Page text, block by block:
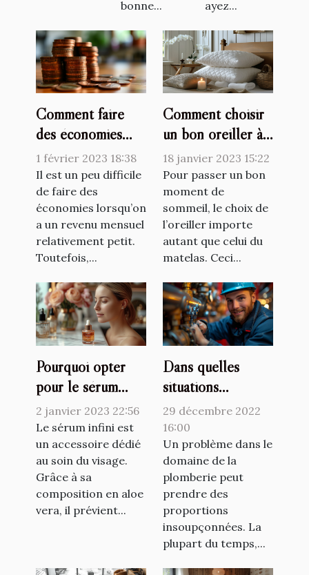
bonne... ayez...
Comment faire
des économies
avec un petit
salaire ?
1 février 2023 18:38
Il est un peu difficile
de faire des
économies lorsqu’on
a un revenu mensuel
relativement petit.
Toutefois,...
Comment choisir
un bon oreiller à
mémoire de forme
?
18 janvier 2023 15:22
Pour passer un bon
moment de
sommeil, le choix de
l’oreiller importe
autant que celui du
matelas. Ceci...
Pourquoi opter
pour le sérum
Raffermissant
infinite by
Forever ?
2 janvier 2023 22:56
Le sérum infini est
un accessoire dédié
au soin du visage.
Grâce à sa
composition en aloe
vera, il prévient...
Dans quelles
situations
consulter le
plombier
professionnel ?
29 décembre 2022
16:00
Un problème dans le
domaine de la
plomberie peut
prendre des
proportions
insoupçonnées. La
plupart du temps,...